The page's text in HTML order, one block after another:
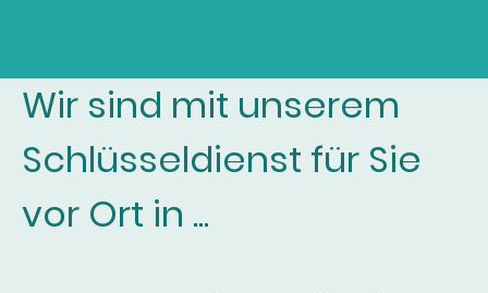
Wir sind mit unserem
Schlüsseldienst für Sie
vor Ort in ...